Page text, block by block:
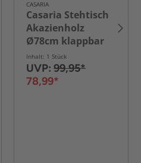
CASARIA
Casaria Stehtisch
Akazienholz
Ø78cm klappbar
Inhalt: 1 Stück
UVP: 99,95*
78,99*